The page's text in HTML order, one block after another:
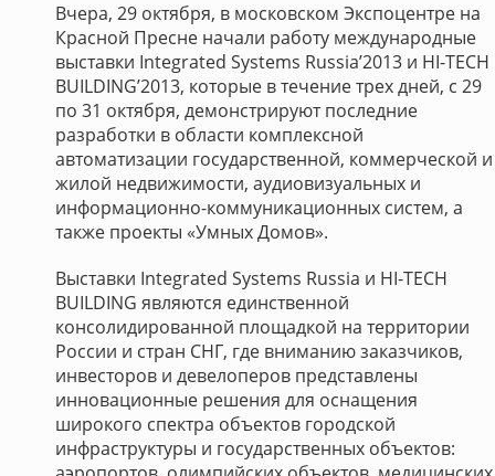
Вчера, 29 октября, в московском Экспоцентре на
Красной Пресне начали работу международные
выставки Integrated Systems Russia’2013 и HI-TECH
BUILDING’2013, которые в течение трех дней, с 29
по 31 октября, демонстрируют последние
разработки в области комплексной
автоматизации государственной, коммерческой и
жилой недвижимости, аудиовизуальных и
информационно-коммуникационных систем, а
также проекты «Умных Домов».
Выставки Integrated Systems Russia и HI-TECH
BUILDING являются единственной
консолидированной площадкой на территории
России и стран СНГ, где вниманию заказчиков,
инвесторов и девелоперов представлены
инновационные решения для оснащения
широкого спектра объектов городской
инфраструктуры и государственных объектов: